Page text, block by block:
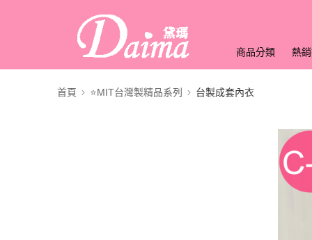
商品分類 熱
首頁 ⭐MIT台灣製精品系列 台製成套內衣